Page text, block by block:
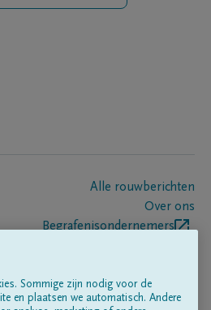
Alle rouwberichten
Over ons
Begrafenisondernemers
Sommige zijn nodig voor de
en plaatsen we automatisch. Andere